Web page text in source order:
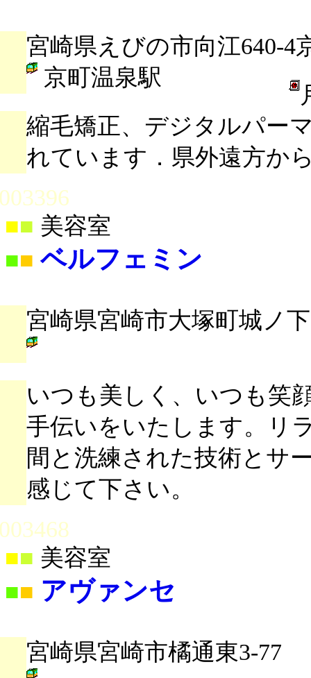
宮崎県えびの市向江640-4
京町温泉駅
縮毛矯正、デジタルパー
れています．県外遠方か
■ 美容室
■■ ベルフェミン
宮崎県宮崎市大塚町城ノ
いつも美しく、いつも笑
手伝いをいたします。リ
間と洗練された技術とサ
感じて下さい。
■ 美容室
■■ アヴァンセ
宮崎県宮崎市橘通東3-77